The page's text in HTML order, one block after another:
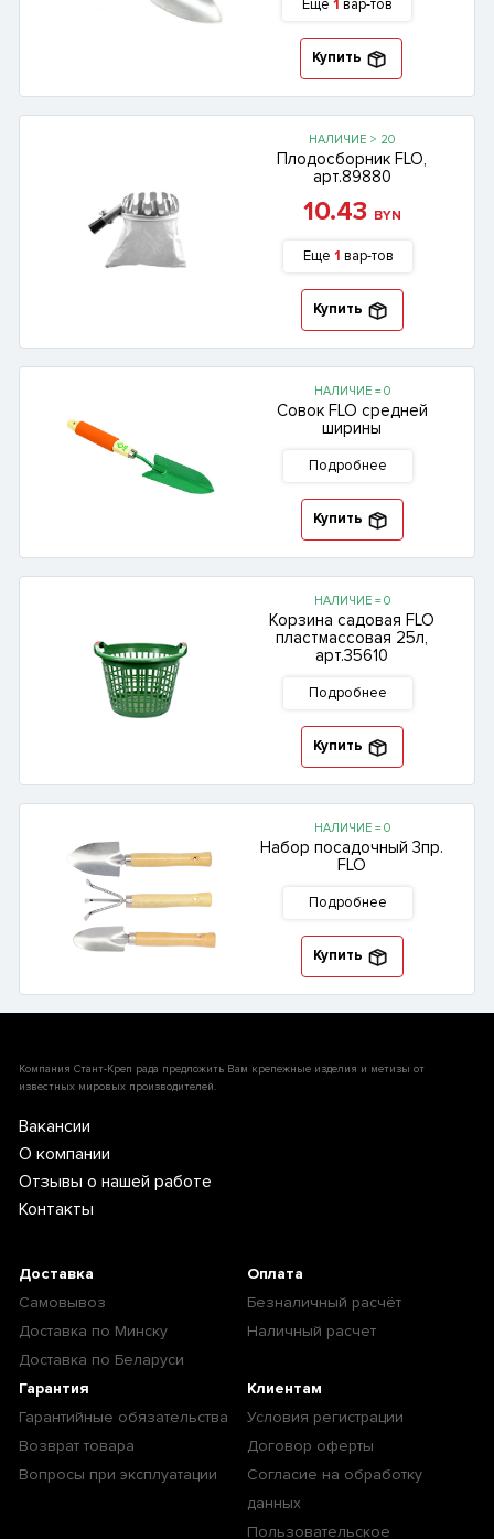
Еще 1 вар-тов
Купить
НАЛИЧИЕ > 20
Плодосборник FLO,
арт.89880
10.43 BYN
Еще 1 вар-тов
Купить
НАЛИЧИЕ = 0
Совок FLO средней
ширины
Подробнее
Купить
НАЛИЧИЕ = 0
Корзина садовая FLO
пластмассовая 25л,
арт.35610
Подробнее
Купить
НАЛИЧИЕ = 0
Набор посадочный 3пр.
FLO
Подробнее
Купить
Компания Стант-Креп рада предложить Вам крепежные изделия и метизы от
известных мировых производителей.
Вакансии
О компании
Отзывы о нашей работе
Контакты
Доставка
Самовывоз
Доставка по Минску
Доставка по Беларуси
Оплата
Безналичный расчёт
Наличный расчет
Гарантия
Гарантийные обязательства
Возврат товара
Вопросы при эксплуатации
Клиентам
Условия регистрации
Договор оферты
Согласие на обработку
данных
Пользовательское